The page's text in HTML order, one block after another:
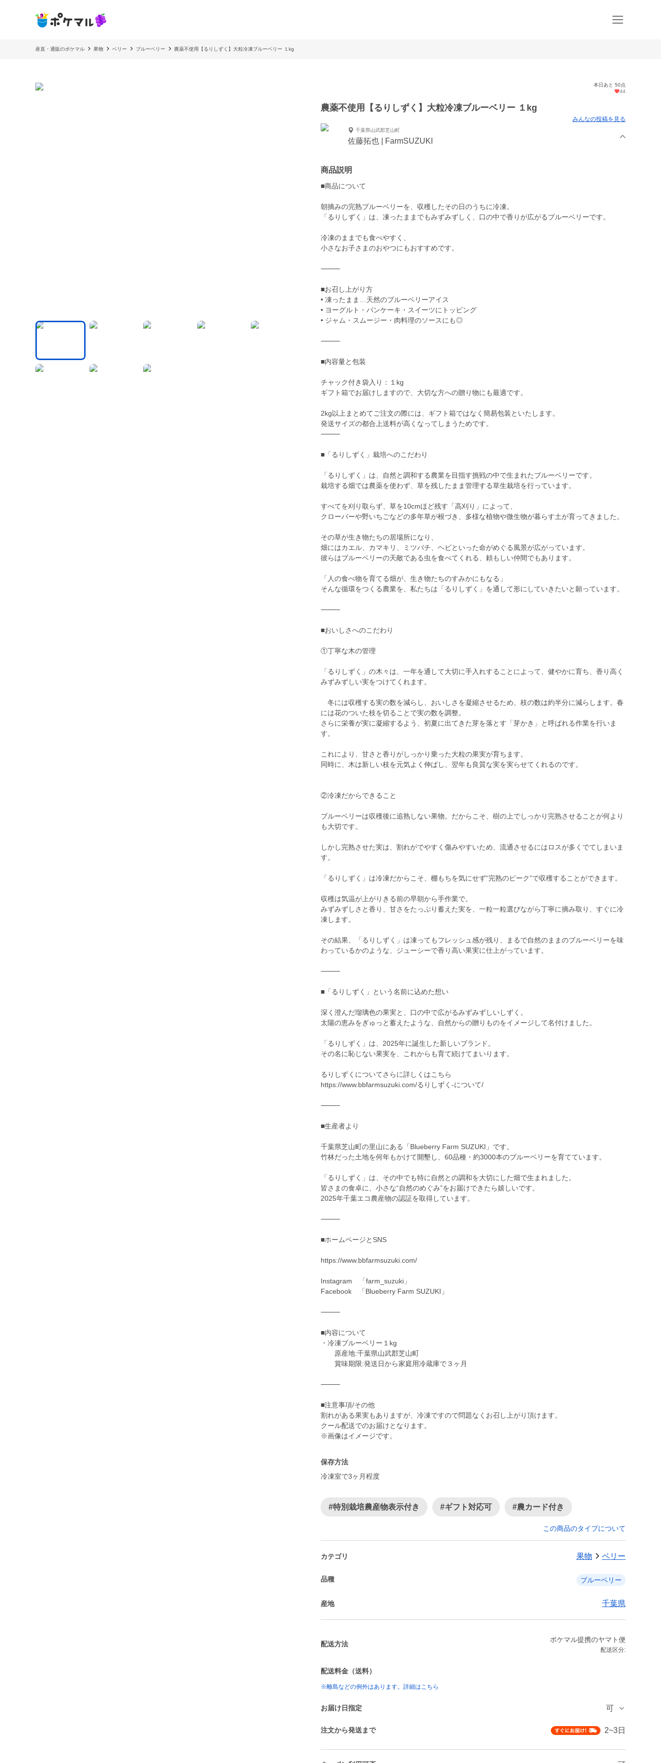
産直・通販のポケマル 果物 ベリー ブルーベリー 農薬不使用【るりしずく】大粒冷凍ブルーベリー １kg
本日あと 50点
44
農薬不使用【るりしずく】大粒冷凍ブルーベリー １kg
みんなの投稿を見る
千葉県山武郡芝山町
佐藤拓也 | FarmSUZUKI
商品説明
■商品について
朝摘みの完熟ブルーベリーを、収穫したその日のうちに冷凍。
「るりしずく」は、凍ったままでもみずみずしく、口の中で香りが広がるブルーベリーです。
冷凍のままでも食べやすく、
小さなお子さまのおやつにもおすすめです。
⸻
■お召し上がり方
• 凍ったまま…天然のブルーベリーアイス
• ヨーグルト・パンケーキ・スイーツにトッピング
• ジャム・スムージー・肉料理のソースにも◎
⸻
■内容量と包装
チャック付き袋入り：１kg
ギフト箱でお届けしますので、大切な方への贈り物にも最適です。
2kg以上まとめてご注文の際には、ギフト箱ではなく簡易包装といたします。
発送サイズの都合上送料が高くなってしまうためです。
⸻
■「るりしずく」栽培へのこだわり
「るりしずく」は、自然と調和する農業を目指す挑戦の中で生まれたブルーベリーです。
栽培する畑では農薬を使わず、草を残したまま管理する草生栽培を行っています。
すべてを刈り取らず、草を10cmほど残す「高刈り」によって、
クローバーや野いちごなどの多年草が根づき、多様な植物や微生物が暮らす土が育ってきました。
その草が生き物たちの居場所になり、
畑にはカエル、カマキリ、ミツバチ、ヘビといった命がめぐる風景が広がっています。
彼らはブルーベリーの天敵である虫を食べてくれる、頼もしい仲間でもあります。
「人の食べ物を育てる畑が、生き物たちのすみかにもなる」
そんな循環をつくる農業を、私たちは「るりしずく」を通して形にしていきたいと願っています。
⸻
■おいしさへのこだわり
①丁寧な木の管理
「るりしずく」の木々は、一年を通して大切に手入れすることによって、健やかに育ち、香り高く
みずみずしい実をつけてくれます。
冬には収穫する実の数を減らし、おいしさを凝縮させるため、枝の数は約半分に減らします。春
には花のついた枝を切ることで実の数を調整。
さらに栄養が実に凝縮するよう、初夏に出てきた芽を落とす「芽かき」と呼ばれる作業を行いま
す。
これにより、甘さと香りがしっかり乗った大粒の果実が育ちます。
同時に、木は新しい枝を元気よく伸ばし、翌年も良質な実を実らせてくれるのです。
②冷凍だからできること
ブルーベリーは収穫後に追熟しない果物。だからこそ、樹の上でしっかり完熟させることが何より
も大切です。
しかし完熟させた実は、割れがでやすく傷みやすいため、流通させるにはロスが多くでてしまいま
す。
「るりしずく」は冷凍だからこそ、棚もちを気にせず“完熟のピーク”で収穫することができます。
収穫は気温が上がりきる前の早朝から手作業で。
みずみずしさと香り、甘さをたっぷり蓄えた実を、一粒一粒選びながら丁寧に摘み取り、すぐに冷
凍します。
その結果、「るりしずく」は凍ってもフレッシュ感が残り、まるで自然のままのブルーベリーを味
わっているかのような、ジューシーで香り高い果実に仕上がっています。
⸻
■「るりしずく」という名前に込めた想い
深く澄んだ瑠璃色の果実と、口の中で広がるみずみずしいしずく。
太陽の恵みをぎゅっと蓄えたような、自然からの贈りものをイメージして名付けました。
「るりしずく」は、2025年に誕生した新しいブランド。
その名に恥じない果実を、これからも育て続けてまいります。
るりしずくについてさらに詳しくはこちら
https://www.bbfarmsuzuki.com/るりしずく-について/
⸻
■生産者より
千葉県芝山町の里山にある「Blueberry Farm SUZUKI」です。
竹林だった土地を何年もかけて開墾し、60品種・約3000本のブルーベリーを育てています。
「るりしずく」は、その中でも特に自然との調和を大切にした畑で生まれました。
皆さまの食卓に、小さな“自然のめぐみ”をお届けできたら嬉しいです。
2025年千葉エコ農産物の認証を取得しています。
⸻
■ホームページとSNS
https://www.bbfarmsuzuki.com/
Instagram 「farm_suzuki」
Facebook 「Blueberry Farm SUZUKI」
⸻
■内容について
・冷凍ブルーベリー１kg
原産地:千葉県山武郡芝山町
賞味期限:発送日から家庭用冷蔵庫で３ヶ月
⸻
■注意事項/その他
割れがある果実もありますが、冷凍ですので問題なくお召し上がり頂けます。
クール配送でのお届けとなります。
※画像はイメージです。
保存方法
冷凍室で3ヶ月程度
#特別栽培農産物表示付き #ギフト対応可 #農カード付き
この商品のタイプについて
カテゴリ 果物 ベリー
品種 ブルーベリー
産地 千葉県
配送方法
ポケマル提携のヤマト便
配送区分:
配送料金（送料）
※離島などの例外はあります。詳細はこちら
お届け日指定 可
注文から発送まで 2~3日